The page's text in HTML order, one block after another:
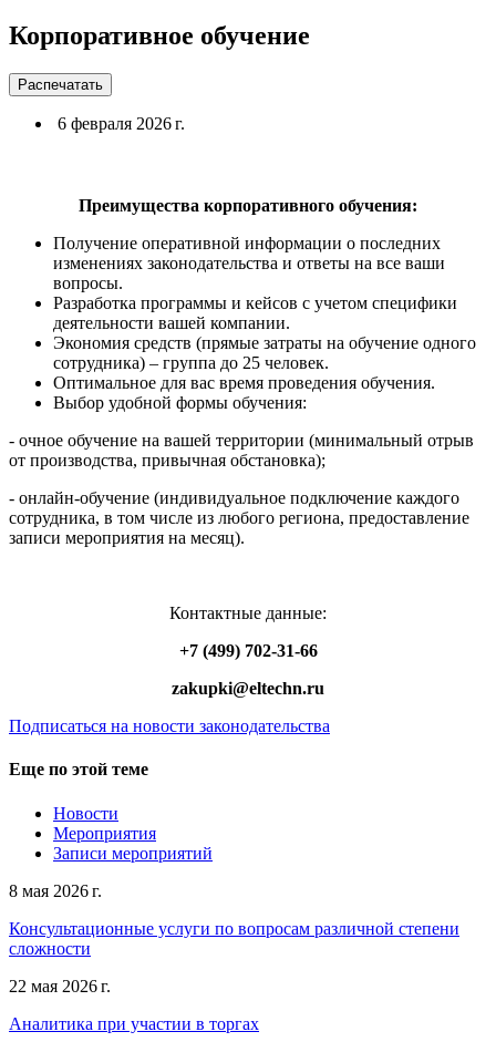
Корпоративное обучение
Распечатать
6 февраля 2026 г.
Преимущества корпоративного обучения:
Получение оперативной информации о последних
изменениях законодательства и ответы на все ваши
вопросы.
Разработка программы и кейсов с учетом специфики
деятельности вашей компании.
Экономия средств (прямые затраты на обучение одного
сотрудника) – группа до 25 человек.
Оптимальное для вас время проведения обучения.
Выбор удобной формы обучения:
- очное обучение на вашей территории (минимальный отрыв
от производства, привычная обстановка);
- онлайн-обучение (индивидуальное подключение каждого
сотрудника, в том числе из любого региона, предоставление
записи мероприятия на месяц).
Контактные данные:
+7 (499) 702-31-66
zakupki@eltechn.ru
Подписаться на новости законодательства
Еще по этой теме
Новости
Мероприятия
Записи мероприятий
8 мая 2026 г.
Консультационные услуги по вопросам различной степени
сложности
22 мая 2026 г.
Аналитика при участии в торгах